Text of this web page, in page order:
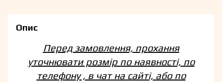
Опис
Перед замовлення, прохання
уточнювати розмір по наявності, по
телефону , в чат на сайті, або по